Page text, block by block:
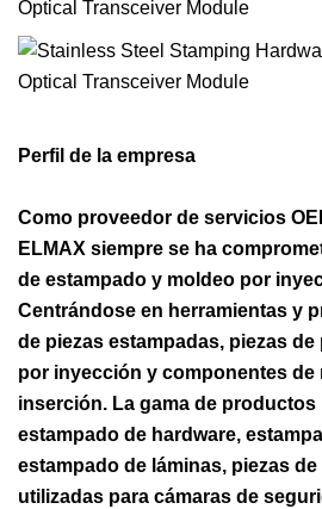
Perfil de la empresa
Como proveedor de servicios
ELMAX siempre se ha
de estampado y moldeo por
Centrándose en herramientas y
de piezas estampadas, piezas
por inyección y componentes de
inserción. La gama de productos
estampado de hardware,
estampado de láminas, piezas
utilizadas para cámaras de